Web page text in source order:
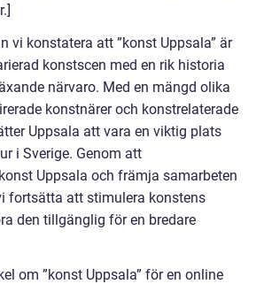
vi konstatera att ”konst Uppsala” är
konstscen med en rik historia
närvaro. Med en mängd olika
konstnärer och konstrelaterade
Uppsala att vara en viktig plats
i Sverige. Genom att
Uppsala och främja samarbeten
fortsätta att stimulera konstens
den tillgänglig för en bredare
om ”konst Uppsala” för en online